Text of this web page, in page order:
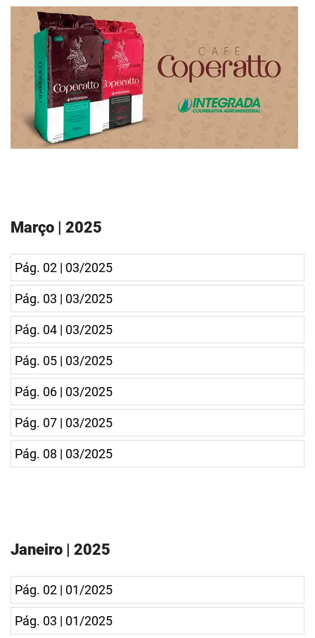
Março | 2025
Pág. 02 | 03/2025
Pág. 03 | 03/2025
Pág. 04 | 03/2025
Pág. 05 | 03/2025
Pág. 06 | 03/2025
Pág. 07 | 03/2025
Pág. 08 | 03/2025
Janeiro | 2025
Pág. 02 | 01/2025
Pág. 03 | 01/2025